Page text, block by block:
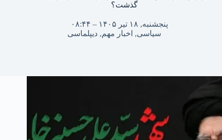
گذشت؟
پنجشنبه, ۱۸ تیر ۱۴۰۵ – ۰۸:۴۴
سیاسی, اخبار مهم, دیپلماسی